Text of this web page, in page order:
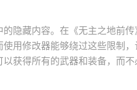
隐藏内容。在《无主之地前
用修改器能够绕过这些限制
获得所有的武器和装备，而